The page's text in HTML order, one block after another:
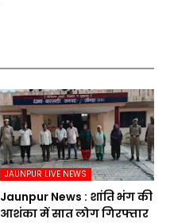
JAUNPUR LIVE NEWS
Jaunpur News : शांति भंग की
आशंका में सात लोग गिरफ्तार